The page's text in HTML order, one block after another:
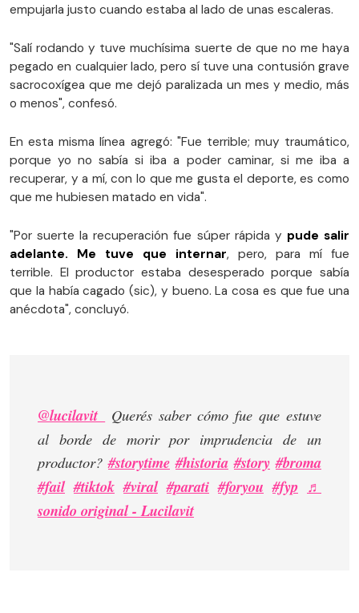
empujarla justo cuando estaba al lado de unas escaleras.
"Salí rodando y tuve muchísima suerte de que no me haya
pegado en cualquier lado, pero sí tuve una contusión grave
sacrocoxígea que me dejó paralizada un mes y medio, más
o menos", confesó.
En esta misma línea agregó: "Fue terrible; muy traumático,
porque yo no sabía si iba a poder caminar, si me iba a
recuperar, y a mí, con lo que me gusta el deporte, es como
que me hubiesen matado en vida".
"Por suerte la recuperación fue súper rápida y pude salir
adelante. Me tuve que internar, pero, para mí fue
terrible. El productor estaba desesperado porque sabía
que la había cagado (sic), y bueno. La cosa es que fue una
anécdota", concluyó.
@lucilavit_
Querés saber cómo fue que estuve
al borde de morir por imprudencia de un
productor?#storytime #historia #story #broma
#fail #tiktok #viral #parati #foryou #fyp ♬
sonido original - Lucilavit